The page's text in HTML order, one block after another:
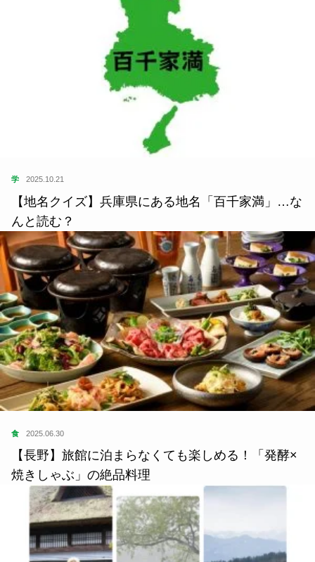
学 2025.10.21
【地名クイズ】兵庫県にある地名「百千家満」…な
んと読む？
食 2025.06.30
【長野】旅館に泊まらなくても楽しめる！「発酵×
焼きしゃぶ」の絶品料理